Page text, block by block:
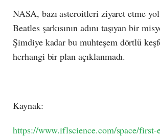
NASA, bazı asteroitleri ziyaret etme
Beatles şarkısının adını taşıyan bir
Şimdiye kadar bu muhteşem dörtlü
herhangi bir plan açıklanmadı.
Kaynak:
https://www.iflscience.com/space/first-